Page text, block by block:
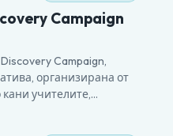
Campaign
Campaign,
организирана от
учителите,